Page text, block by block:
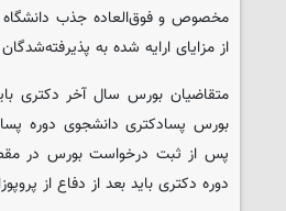
مخصوص و فوق‌العاده جذب
از مزایای ارایه شده به
متقاضیان بورس سال آخر دکتری
پس از ثبت درخواست بورس در
دوره دکتری باید بعد از دفاع از